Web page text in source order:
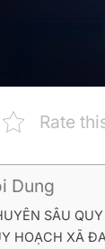
Rate
Dung
SÂU
HOẠCH XÃ